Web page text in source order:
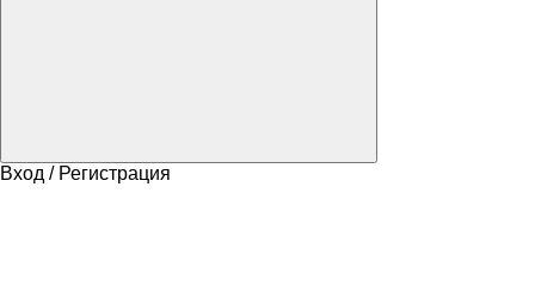
Вход / Регистрация